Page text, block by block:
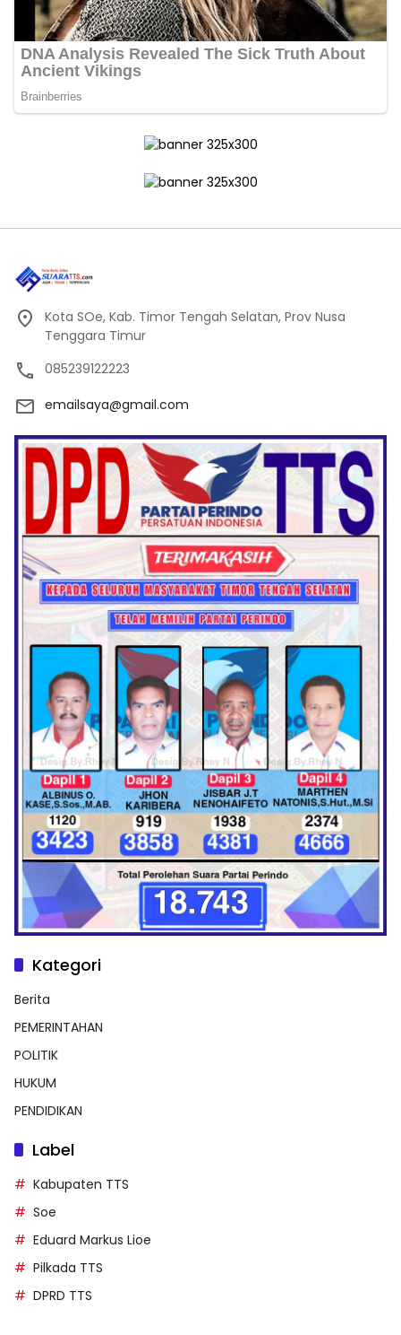
Kota SOe, Kab. Timor Tengah Selatan, Prov Nusa
Tenggara Timur
085239122223
emailsaya@gmail.com
Kategori
Berita
PEMERINTAHAN
POLITIK
HUKUM
PENDIDIKAN
Label
Kabupaten TTS
Soe
Eduard Markus Lioe
Pilkada TTS
DPRD TTS